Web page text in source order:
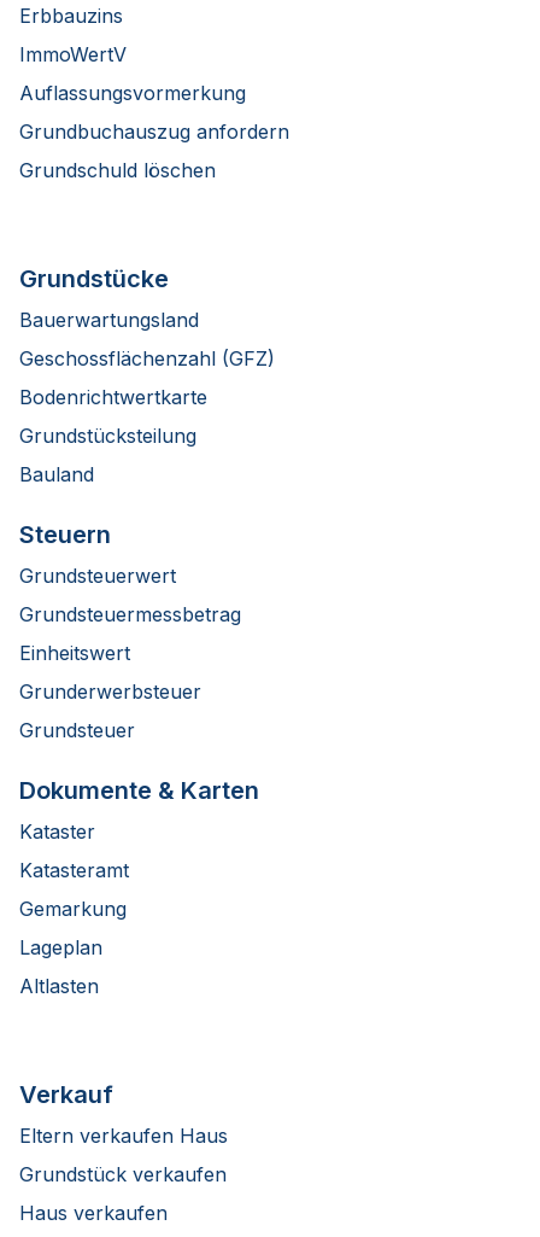
Erbbauzins
ImmoWertV
Auflassungsvormerkung
Grundbuchauszug anfordern
Grundschuld löschen
Grundstücke
Bauerwartungsland
Geschossflächenzahl (GFZ)
Bodenrichtwertkarte
Grundstücksteilung
Bauland
Steuern
Grundsteuerwert
Grundsteuermessbetrag
Einheitswert
Grunderwerbsteuer
Grundsteuer
Dokumente & Karten
Kataster
Katasteramt
Gemarkung
Lageplan
Altlasten
Verkauf
Eltern verkaufen Haus
Grundstück verkaufen
Haus verkaufen